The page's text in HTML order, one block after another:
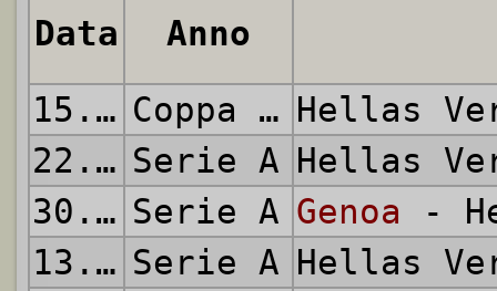
Data
Anno
15.08.2015
Coppa Italia Hellas
22.08.2015 Serie A Hellas
30.08.2015 Serie A Genoa -
13.09.2015 Serie A Hellas